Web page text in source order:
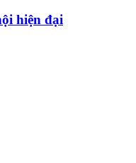
hiện đại